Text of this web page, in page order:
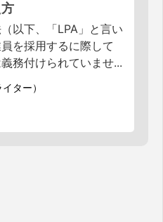
以下、「LPA」と言い
を採用するに際して
務付けられていませ...
ター）